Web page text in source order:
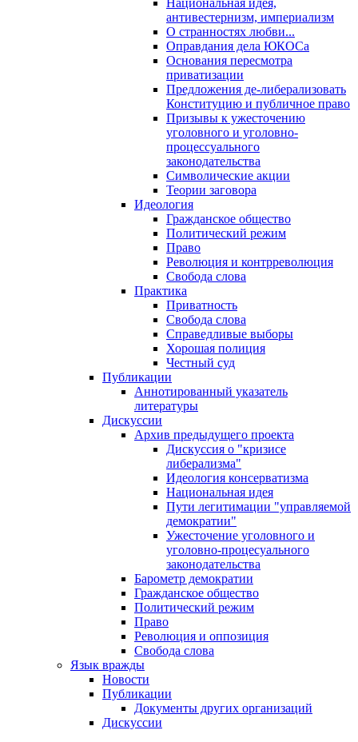
Национальная идея,
антивестернизм, империализм
О странностях любви...
Оправдания дела ЮКОСа
Основания пересмотра
приватизации
Предложения де-либерализовать
Конституцию и публичное право
Призывы к ужесточению
уголовного и уголовно-
процессуального
законодательства
Символические акции
Теории заговора
Идеология
Гражданское общество
Политический режим
Право
Революция и контрреволюция
Свобода слова
Практика
Приватность
Свобода слова
Справедливые выборы
Хорошая полиция
Честный суд
Публикации
Аннотированный указатель
литературы
Дискуссии
Архив предыдущего проекта
Дискуссия о "кризисе
либерализма"
Идеология консерватизма
Национальная идея
Пути легитимации "управляемой
демократии"
Ужесточение уголовного и
уголовно-процесуального
законодательства
Барометр демократии
Гражданское общество
Политический режим
Право
Революция и оппозиция
Свобода слова
Язык вражды
Новости
Публикации
Документы других организаций
Дискуссии